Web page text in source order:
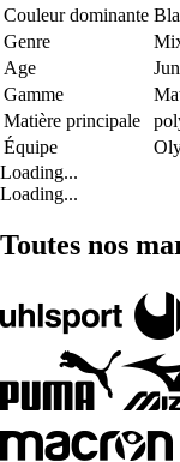
Couleur dominante
Genre
Age
Gamme
Matière principale
Équipe
Loading...
Loading...
Toutes nos